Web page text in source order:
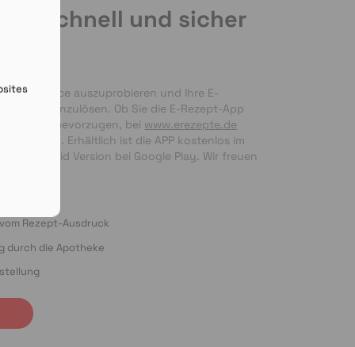
schnell und sicher
Service auszuprobieren und Ihre E-
bequem einzulösen. Ob Sie die E-Rezept-App
per Foto bevorzugen, bei www.erezepte.de
Händen. Erhältlich ist die APP kostenlos im
als Android Version bei Google Play. Wir freuen
Rezept-Ausdruck
durch die Apotheke